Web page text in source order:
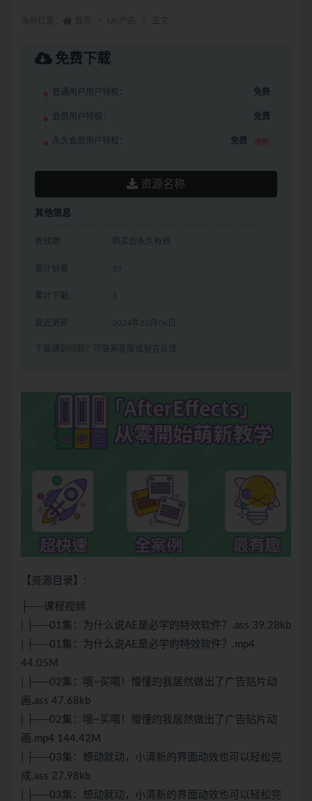
免费下载
普通用户用户特权： 免费
会员用户特权： 免费
永久会员用户特权： 免费 推荐
资源名称
其他信息
有效期 购买后永久有效
累计销量 35
累计下载 3
最近更新 2024年10月06日
下载遇到问题？可联系客服或留言反馈
【资源目录】:
├──课程视频
| ├──01集：为什么说AE是必学的特效软件？.ass 39.28kb
| ├──01集：为什么说AE是必学的特效软件？.mp4
44.05M
| ├──02集：哦~买噶！懵懂的我居然做出了广告贴片动
画.ass 47.68kb
| ├──02集：哦~买噶！懵懂的我居然做出了广告贴片动
画.mp4 144.42M
| ├──03集：想动就动，小清新的界面动效也可以轻松完
成.ass 27.98kb
| ├──03集：想动就动，小清新的界面动效也可以轻松完